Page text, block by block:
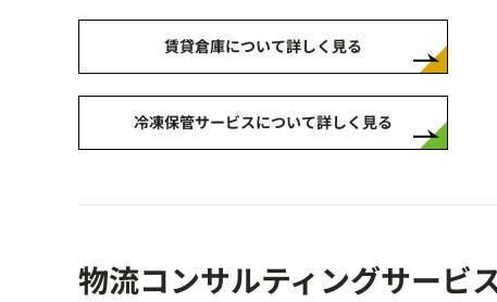
賃貸倉庫について詳しく見る
冷凍保管サービスについて詳しく見る
物流コンサルティングサービ